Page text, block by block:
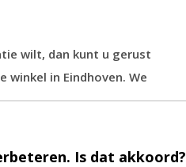
wilt, dan kunt u gerust
in Eindhoven. We
Is dat akkoord?